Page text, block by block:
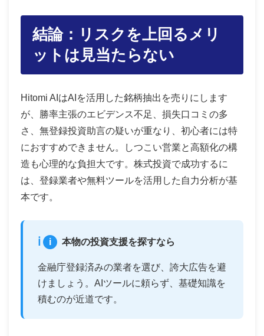
結論：リスクを上回るメリ
ットは見当たらない
Hitomi AIはAIを活用した銘柄抽出を売りにします
が、勝率主張のエビデンス不足、損失口コミの多
さ、無登録投資助言の疑いが重なり、初心者には特
におすすめできません。しつこい営業と高額化の構
造も心理的な負担大です。株式投資で成功するに
は、登録業者や無料ツールを活用した自力分析が基
本です。
i 本物の投資支援を探すなら
金融庁登録済みの業者を選び、誇大広告を避
けましょう。AIツールに頼らず、基礎知識を
積むのが近道です。